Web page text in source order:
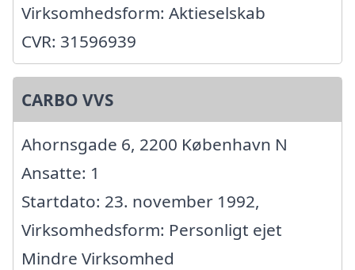
Virksomhedsform: Aktieselskab
CVR: 31596939
CARBO VVS
Ahornsgade 6, 2200 København N
Ansatte: 1
Startdato: 23. november 1992,
Virksomhedsform: Personligt ejet
Mindre Virksomhed